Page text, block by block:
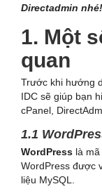
Directadmin nhé!
1. Một
quan
Trước khi hướng
IDC sẽ giúp bạn
cPanel,
1.1
WordPress là
WordPress được
liệu MySQL.